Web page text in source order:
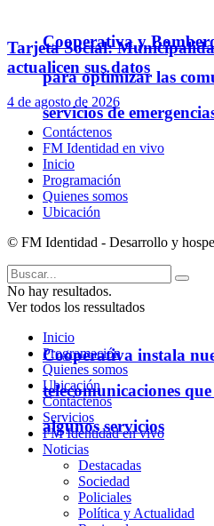
Cooperativa y
para optimizar las
servicios de
Cooperativa instala
telecomunicaciones
algunos servicios
Tarjeta Social:
actualicen sus datos
4 de agosto de 2026
Contáctenos
FM Identidad en vivo
Inicio
Programación
Quienes somos
Ubicación
© FM Identidad - Desarrollo y
No hay resultados.
Ver todos los ressultados
Inicio
Programación
Quienes somos
Ubicación
Contáctenos
Servicios
FM Identidad en vivo
Noticias
Destacadas
Sociedad
Policiales
Política y Actualidad